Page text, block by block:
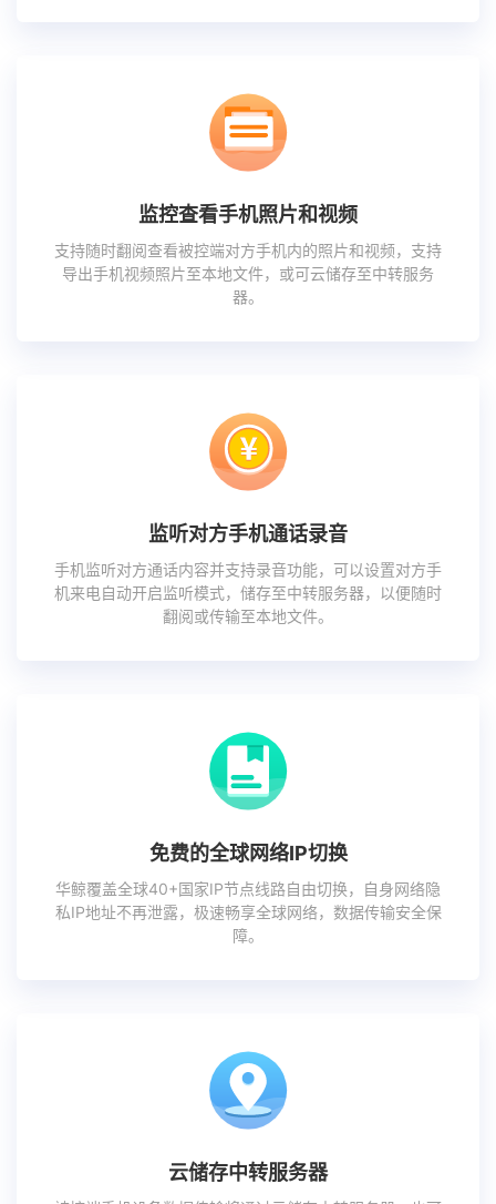
监控查看手机照片和视频
支持随时翻阅查看被控端对方手机内的照片和视频，支持
导出手机视频照片至本地文件，或可云储存至中转服务
器。
监听对方手机通话录音
手机监听对方通话内容并支持录音功能，可以设置对方手
机来电自动开启监听模式，储存至中转服务器，以便随时
翻阅或传输至本地文件。
免费的全球网络IP切换
华鲸覆盖全球40+国家IP节点线路自由切换，自身网络隐
私IP地址不再泄露，极速畅享全球网络，数据传输安全保
障。
云储存中转服务器